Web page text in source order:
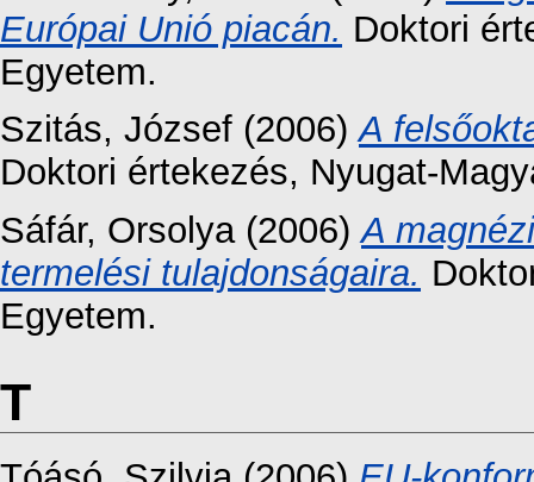
Európai Unió piacán. Doktori
Egyetem.
Szitás, József (2006)A
Doktori értekezés, Nyugat-
Sáfár, Orsolya(2006)A
termelési tulajdonságaira.
Egyetem.
T